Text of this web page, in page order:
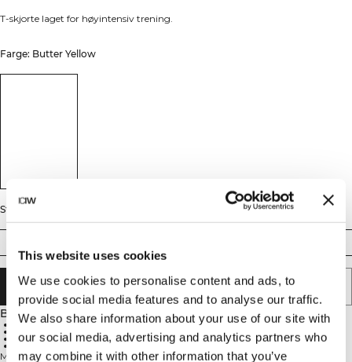
This website uses cookies
We use cookies to personalise content and ads, to
provide social media features and to analyse our traffic.
We also share information about your use of our site with
our social media, advertising and analytics partners who
may combine it with other information that you’ve
T-skjorte laget for høyintensiv trening.
Farge: Butter Yellow
Størrelse
LEGG I HANDLEKURVEN
Beskrivelse
81% polyester, 14% bomull, 5% elastan
Hurtigtørkende stoff
Fukttransporterende
Mirage Dri-Release T-skjorte med trykk har den myke, naturlige følelsen av